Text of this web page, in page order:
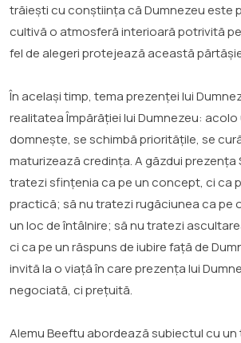
trăiești cu conștiința că Dumnezeu este
cultivă o atmosferă interioară potrivită
fel de alegeri protejează această
În același timp, tema prezenței lui
realitatea Împărăției lui Dumnezeu: acolo
domnește, se schimbă prioritățile, se
maturizează credința. A găzdui prezența
tratezi sfințenia ca pe un concept, ci ca
practică; să nu tratezi rugăciunea ca pe
un loc de întâlnire; să nu tratezi
ci ca pe un răspuns de iubire față de
invită la o viață în care prezența lui
negociată, ci prețuită.
Alemu Beeftu abordează subiectul cu